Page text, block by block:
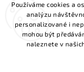
Používáme cookies a
analýzu
personalizované i
mohou být
naleznete v